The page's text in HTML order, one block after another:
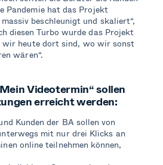
Pandemie hat das Projekt
beschleunigt und skaliert“,
diesen Turbo wurde das Projekt
wir heute dort sind, wo wir sonst
wären“.
Videotermin“ sollen
erreicht werden:
Kunden der BA sollen von
mit nur drei Klicks an
online teilnehmen können,